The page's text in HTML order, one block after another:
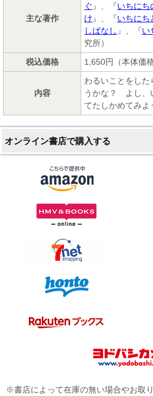
主な著作
ぐ 』、『いちにち
け 』、『いちにち
しばなし 』、『い
究所）
税込価格
1,650円（本体価
内容
わるいことをした
うかな？ よし、
てたしかめてみよ
オンライン書店で購入する
※書店によって在庫の無い場合やお取